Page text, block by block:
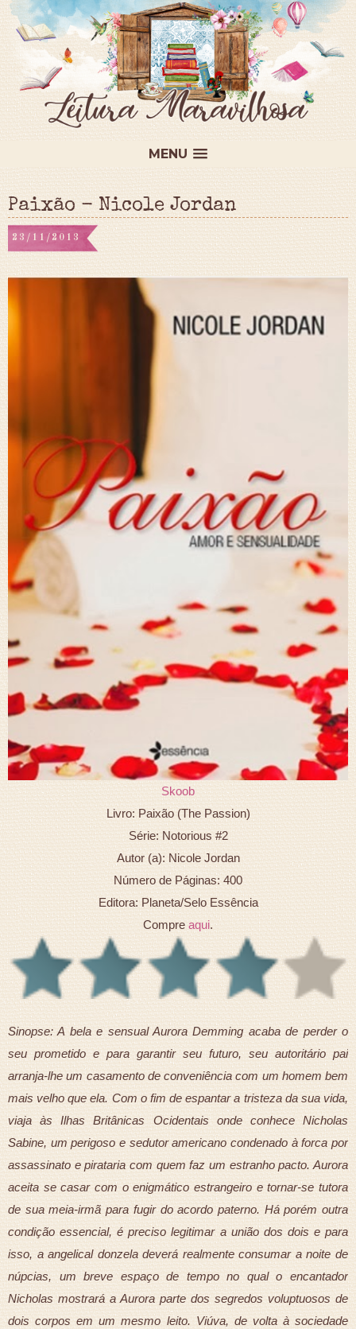
MENU
Paixão - Nicole Jordan
23/11/2013
Skoob
Livro: Paixão (The Passion)
Série: Notorious #2
Autor (a): Nicole Jordan
Número de Páginas: 400
Editora: Planeta/Selo Essência
Compreaqui.
Sinopse: A bela e sensual Aurora Demming acaba de perder o
seu prometido e para garantir seu futuro, seu autoritário pai
arranja-lhe um casamento de conveniência com um homem bem
mais velho que ela. Com o fim de espantar a tristeza da sua vida,
viaja às Ilhas Britânicas Ocidentais onde conhece Nicholas
Sabine, um perigoso e sedutor americano condenado à forca por
assassinato e pirataria com quem faz um estranho pacto. Aurora
aceita se casar com o enigmático estrangeiro e tornar-se tutora
de sua meia-irmã para fugir do acordo paterno. Há porém outra
condição essencial, é preciso legitimar a união dos dois e para
isso, a angelical donzela deverá realmente consumar a noite de
núpcias, um breve espaço de tempo no qual o encantador
Nicholas mostrará a Aurora parte dos segredos voluptuosos de
dois corpos em um mesmo leito. Viúva, de volta à sociedade